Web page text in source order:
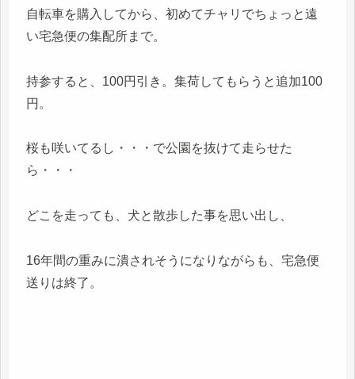
自転車を購入してから、初めてチャリでちょっと遠
い宅急便の集配所まで。
持参すると、100円引き。集荷してもらうと追加100
円。
桜も咲いてるし・・・で公園を抜けて走らせた
ら・・・
どこを走っても、犬と散歩した事を思い出し、
16年間の重みに潰されそうになりながらも、宅急便
送りは終了。